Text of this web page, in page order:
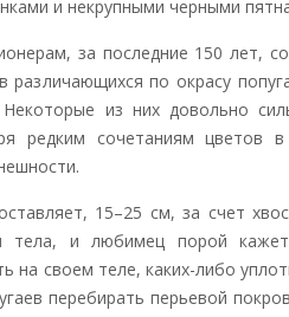
и некрупными черными
за последние 150 лет,
по окрасу
из них довольно
редким сочетаниям цветов
15–25 см, за счет
тела, и любимец порой
на своем теле, каких-либо
перебирать перьевой